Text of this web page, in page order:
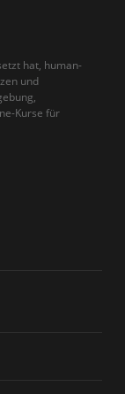
hat, human-
und
Kurse für